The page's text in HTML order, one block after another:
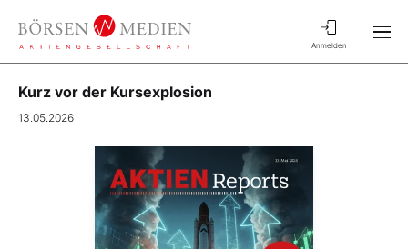
Anmelden
Kurz vor der Kursexplosion
13.05.2026